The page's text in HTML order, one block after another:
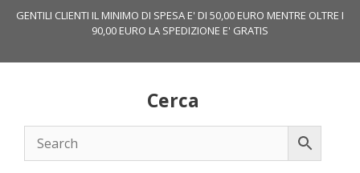
GENTILI CLIENTI IL MINIMO DI SPESA E' DI 50,00 EURO MENTRE OLTRE I
90,00 EURO LA SPEDIZIONE E' GRATIS
Cerca